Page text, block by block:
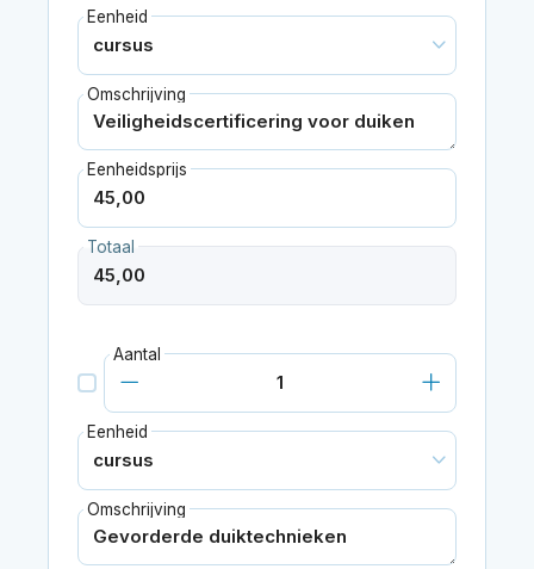
Eenheid
Omschrijving
Eenheidsprijs
Totaal
Aantal
Eenheid
Omschrijving